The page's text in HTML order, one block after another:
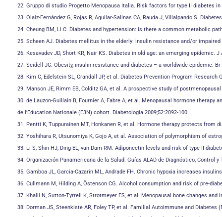
22. Gruppo di studio Progetto Menopausa Italia. Risk factors for type II diabetes
23. Olaiz-Fernández G, Rojas R, Aguilar-Salinas CA, Rauda J, Villalpando S.
24. Cheung BM, Li C. Diabetes and hypertension: is there a common metabolic
25. Scheen AJ. Diabetes mellitus in the elderly: insulin resistance and/or
26. Kesavadev JD, Short KR, Nair KS. Diabetes in old age: an emerging epidemic.
27. Seidell JC. Obesity, insulin resistance and diabetes – a worldwide epidemic. Br
28. Kim C, Edelstein SL, Crandall JP, et al. Diabetes Prevention Program
29. Manson JE, Rimm EB, Colditz GA, et al. A prospective study of
30. de Lauzon-Guillain B, Fournier A, Fabre A, et al. Menopausal hormone
de l’Education Nationale (E3N) cohort. Diabetologia 2009;52:2092-100.
31. Pentti K, Tuppurainen MT, Honkanen R, et al. Hormone therapy protects from
32. Yoshihara R, Utsunomiya K, Gojo A, et al. Association of polymorphism of
33. Li S, Shin HJ, Ding EL, van Dam RM. Adiponectin levels and risk of type II
34. Organización Panamericana de la Salud. Guías ALAD de Diagnóstico, Control
35. Gamboa JL, Garcia-Cazarin ML, Andrade FH. Chronic hypoxia increases
36. Cullmann M, Hilding A, Östenson CG. Alcohol consumption and risk of pre-
37. Khalil N, Sutton-Tyrrell K, Strotmeyer ES, et al. Menopausal bone changes
38. Dorman JS, Steenkiste AR, Foley TP, et al. Familial Autoimmune and